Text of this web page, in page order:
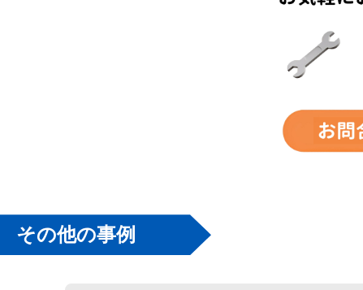
その他の事例